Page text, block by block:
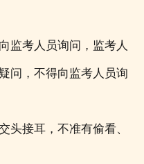
监考人员询问，监考人
问，不得向监考人员询
头接耳，不准有偷看、